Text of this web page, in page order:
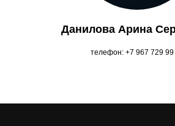
Данилова Арина
телефон: +7 967 729 99